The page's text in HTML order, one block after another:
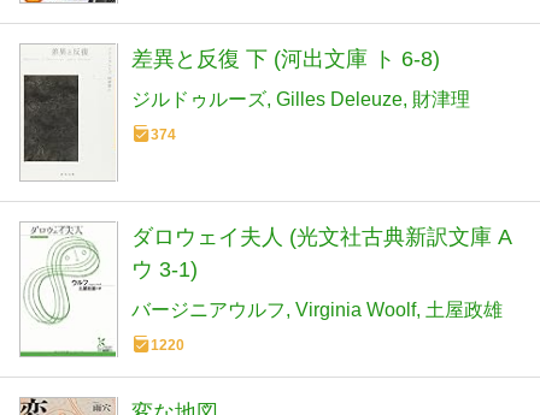
差異と反復 下 (河出文庫 ト 6-8)
ジルドゥルーズ Gilles Deleuze 財津理
374
ダロウェイ夫人 (光文社古典新訳文庫 A
ウ 3-1)
バージニアウルフ Virginia Woolf 土屋政雄
1220